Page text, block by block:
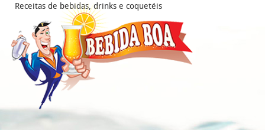
Receitas de bebidas, drinks e coquetéis